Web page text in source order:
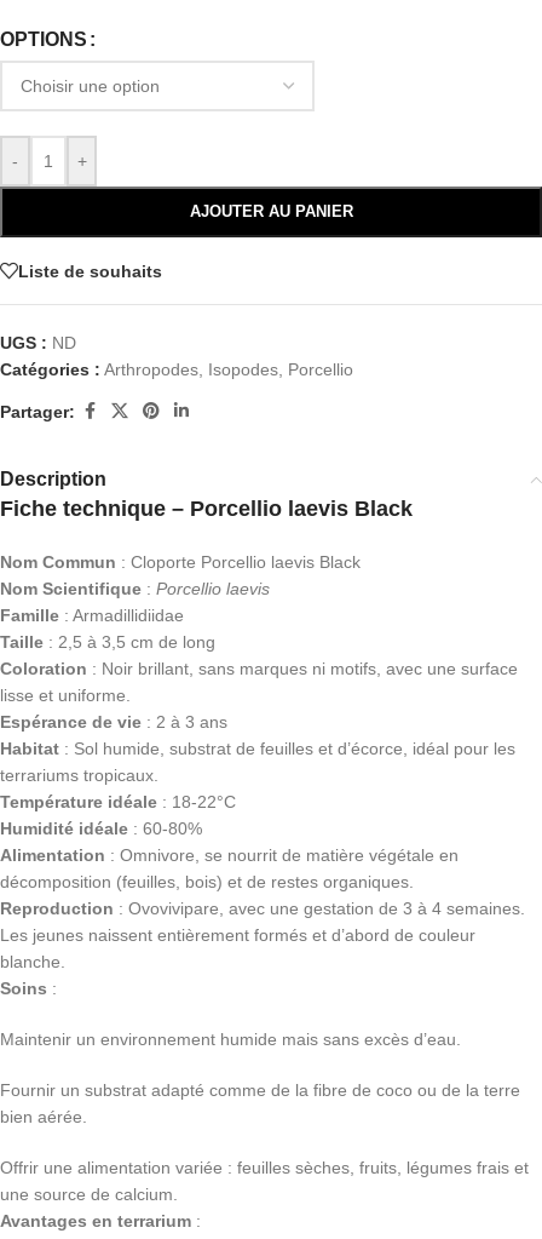
OPTIONS
- +
AJOUTER AU PANIER
Liste de souhaits
UGS : ND
Catégories : Arthropodes Isopodes Porcellio
Partager:
Description
Fiche technique – Porcellio laevis Black
Nom Commun : Cloporte Porcellio laevis Black
Nom Scientifique : Porcellio laevis
Famille : Armadillidiidae
Taille : 2,5 à 3,5 cm de long
Coloration : Noir brillant, sans marques ni motifs, avec une surface
lisse et uniforme.
Espérance de vie : 2 à 3 ans
Habitat : Sol humide, substrat de feuilles et d’écorce, idéal pour les
terrariums tropicaux.
Température idéale : 18-22°C
Humidité idéale : 60-80%
Alimentation : Omnivore, se nourrit de matière végétale en
décomposition (feuilles, bois) et de restes organiques.
Reproduction : Ovovivipare, avec une gestation de 3 à 4 semaines.
Les jeunes naissent entièrement formés et d’abord de couleur
blanche.
Soins :
Maintenir un environnement humide mais sans excès d’eau.
Fournir un substrat adapté comme de la fibre de coco ou de la terre
bien aérée.
Offrir une alimentation variée : feuilles sèches, fruits, légumes frais et
une source de calcium.
Avantages en terrarium :